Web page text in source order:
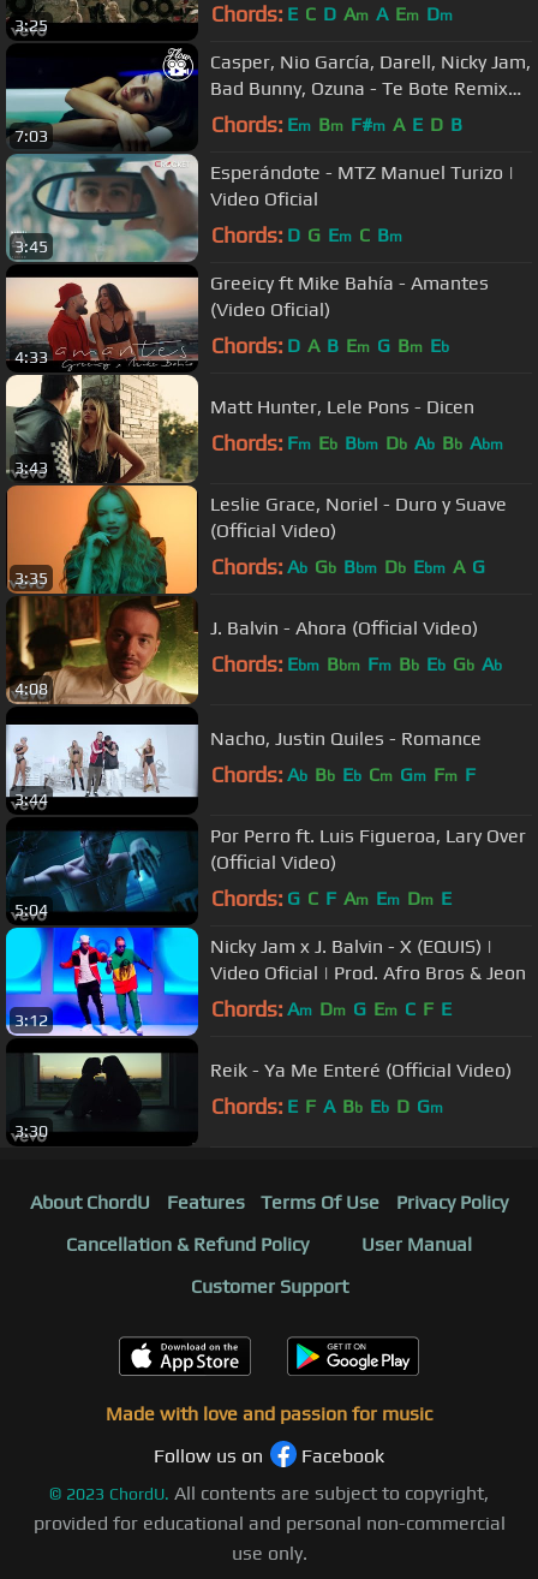
3:25 Chords: E C D Am A Em Dm
7:03
Casper, Nio García, Darell, Nicky Jam,
Bad Bunny, Ozuna - Te Bote Remix
(Video Oficial)
Chords: Em Bm F#m A E D B
3:45
Esperándote - MTZ Manuel Turizo |
Video Oficial
Chords: D G Em C Bm
4:33
Greeicy ft Mike Bahía - Amantes
(Video Oficial)
Chords: D A B Em G Bm Eb
3:43
Matt Hunter, Lele Pons - Dicen
Chords: Fm Eb Bbm Db Ab Bb Abm
3:35
Leslie Grace, Noriel - Duro y Suave
(Official Video)
Chords: Ab Gb Bbm Db Ebm A G
4:08
J. Balvin - Ahora (Official Video)
Chords: Ebm Bbm Fm Bb Eb Gb Ab
3:44
Nacho, Justin Quiles - Romance
Chords: Ab Bb Eb Cm Gm Fm F
5:04
Por Perro ft. Luis Figueroa, Lary Over
(Official Video)
Chords: G C F Am Em Dm E
3:12
Nicky Jam x J. Balvin - X (EQUIS) |
Video Oficial | Prod. Afro Bros & Jeon
Chords: Am Dm G Em C F E
3:30
Reik - Ya Me Enteré (Official Video)
Chords: E F A Bb Eb D Gm
About ChordU Features Terms Of Use
Privacy Policy
Cancellation & Refund Policy
User Manual
Customer Support
Made with love and passion for music
Follow us on
Facebook
© 2023 ChordU. All contents are subject to copyright,
provided for educational and personal non-commercial
use only.